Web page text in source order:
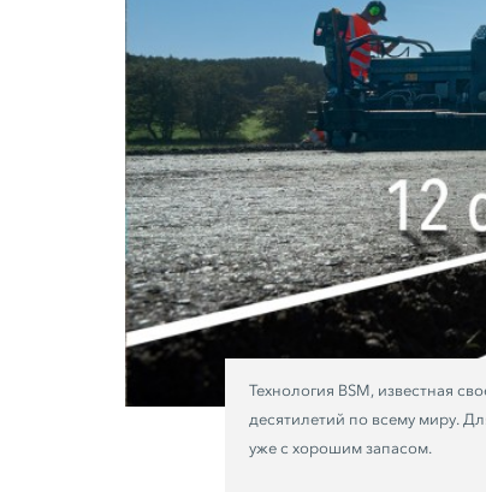
Технология BSM, известная
десятилетий по всему миру.
уже с хорошим запасом.